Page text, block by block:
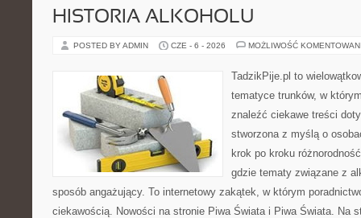
HISTORIA ALKOHOLU
POSTED BY ADMIN CZE - 6 - 2026 MOŻLIWOŚĆ
TadzikPije.pl to
tematyce trunków, w
znaleźć ciekawe treści
stworzona z myślą o
krok po kroku
gdzie tematy związane z
sposób angażujący. To internetowy zakątek, w którym
ciekawością. Nowości na stronie Piwa Świata i Piwa Świata. Na